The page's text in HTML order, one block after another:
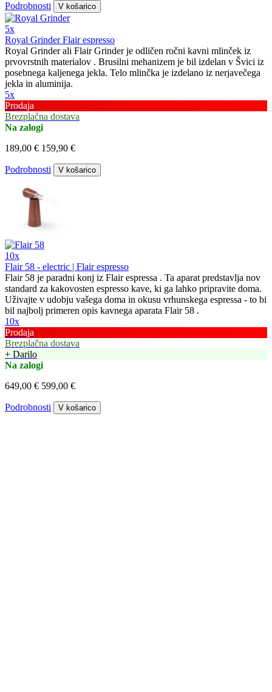
Podrobnosti V košarico
5x
Royal Grinder Flair espresso
Royal Grinder ali Flair Grinder je odličen ročni kavni mlinček iz
prvovrstnih materialov . Brusilni mehanizem je bil izdelan v Švici iz
posebnega kaljenega jekla. Telo mlinčka je izdelano iz nerjavečega
jekla in aluminija.
5x
Prodaja
Brezplačna dostava
Na zalogi
189,00 € 159,90 €
Podrobnosti V košarico
10x
Flair 58 - electric | Flair espresso
Flair 58 je paradni konj iz Flair espressa . Ta aparat predstavlja nov
standard za kakovosten espresso kave, ki ga lahko pripravite doma.
Uživajte v udobju vašega doma in okusu vrhunskega espressa - to bi
bil najbolj primeren opis kavnega aparata Flair 58 .
10x
Prodaja
Brezplačna dostava
+ Darilo
Na zalogi
649,00 € 599,00 €
Podrobnosti V košarico